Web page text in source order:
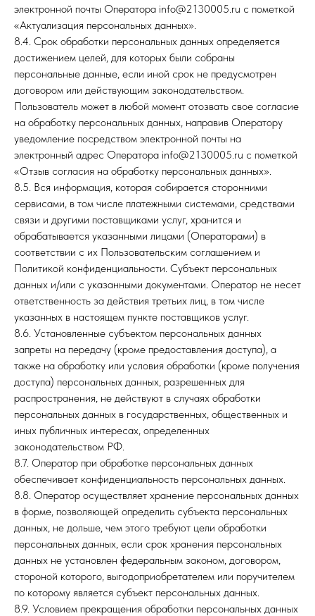
электронной почты Оператора info@2130005.ru с пометкой
«Актуализация персональных данных».
8.4. Срок обработки персональных данных определяется
достижением целей, для которых были собраны
персональные данные, если иной срок не предусмотрен
договором или действующим законодательством.
Пользователь может в любой момент отозвать свое согласие
на обработку персональных данных, направив Оператору
уведомление посредством электронной почты на
электронный адрес Оператора info@2130005.ru с пометкой
«Отзыв согласия на обработку персональных данных».
8.5. Вся информация, которая собирается сторонними
сервисами, в том числе платежными системами, средствами
связи и другими поставщиками услуг, хранится и
обрабатывается указанными лицами (Операторами) в
соответствии с их Пользовательским соглашением и
Политикой конфиденциальности. Субъект персональных
данных и/или с указанными документами. Оператор не несет
ответственность за действия третьих лиц, в том числе
указанных в настоящем пункте поставщиков услуг.
8.6. Установленные субъектом персональных данных
запреты на передачу (кроме предоставления доступа), а
также на обработку или условия обработки (кроме получения
доступа) персональных данных, разрешенных для
распространения, не действуют в случаях обработки
персональных данных в государственных, общественных и
иных публичных интересах, определенных
законодательством РФ.
8.7. Оператор при обработке персональных данных
обеспечивает конфиденциальность персональных данных.
8.8. Оператор осуществляет хранение персональных данных
в форме, позволяющей определить субъекта персональных
данных, не дольше, чем этого требуют цели обработки
персональных данных, если срок хранения персональных
данных не установлен федеральным законом, договором,
стороной которого, выгодоприобретателем или поручителем
по которому является субъект персональных данных.
8.9. Условием прекращения обработки персональных данных